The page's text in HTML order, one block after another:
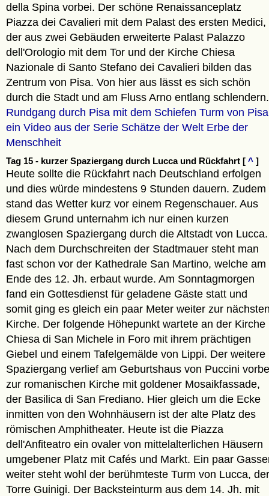
della Spina vorbei. Der schöne Renaissanceplatz
Piazza dei Cavalieri mit dem Palast des ersten Medici,
der aus zwei Gebäuden erweiterte Palast Palazzo
dell'Orologio mit dem Tor und der Kirche Chiesa
Nazionale di Santo Stefano dei Cavalieri bilden das
Zentrum von Pisa. Von hier aus lässt es sich schön
durch die Stadt und am Fluss Arno entlang schlendern.
Rundgang durch Pisa mit dem Schiefen Turm von Pisa
ein Video aus der Serie Schätze der Welt Erbe der
Menschheit
Tag 15 - kurzer Spaziergang durch Lucca und Rückfahrt [ ^ ]
Heute sollte die Rückfahrt nach Deutschland erfolgen
und dies würde mindestens 9 Stunden dauern. Zudem
stand das Wetter kurz vor einem Regenschauer. Aus
diesem Grund unternahm ich nur einen kurzen
zwanglosen Spaziergang durch die Altstadt von Lucca.
Nach dem Durchschreiten der Stadtmauer steht man
fast schon vor der Kathedrale San Martino, welche am
Ende des 12. Jh. erbaut wurde. Am Sonntagmorgen
fand ein Gottesdienst für geladene Gäste statt und
somit ging es gleich ein paar Meter weiter zur
Kirche. Der folgende Höhepunkt wartete an der Kirche
Chiesa di San Michele in Foro mit ihrem prächtigen
Giebel und einem Tafelgemälde von Lippi. Der weitere
Spaziergang verlief am Geburtshaus von Puccini
zur romanischen Kirche mit goldener Mosaikfassade,
der Basilica di San Frediano. Hier gleich um die Ecke
inmitten von den Wohnhäusern ist der alte Platz des
römischen Amphitheater. Heute ist die Piazza
dell'Anfiteatro ein ovaler von mittelalterlichen Häusern
umgebener Platz mit Cafés und Markt. Ein paar
weiter steht wohl der berühmteste Turm von Lucca, der
Torre Guinigi. Der Backsteinturm aus dem 14. Jh. mit